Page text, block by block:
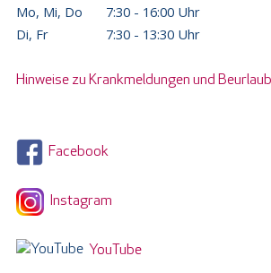
Mo, Mi, Do
7:30 - 16:00 Uhr
Di, Fr
7:30 - 13:30 Uhr
Hinweise zu Krankmeldungen und
Facebook
Instagram
YouTube